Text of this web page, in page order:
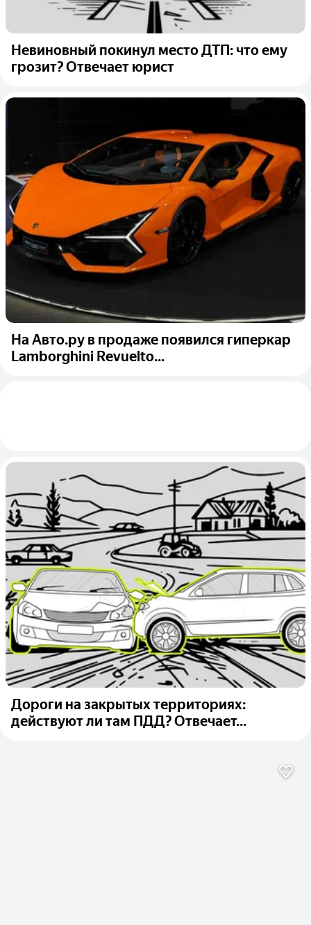
Невиновный покинул место ДТП: что ему
грозит? Отвечает юрист
На Авто.ру в продаже появился гиперкар
Lamborghini Revuelto...
Дороги на закрытых территориях:
действуют ли там ПДД? Отвечает...